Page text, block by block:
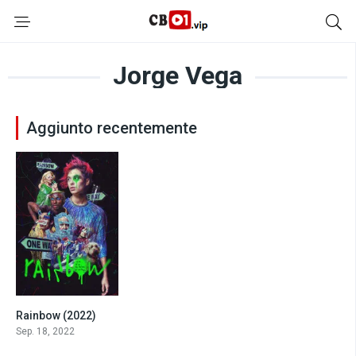
Jorge Vega
Aggiunto recentemente
Rainbow (2022)
Sep. 18, 2022